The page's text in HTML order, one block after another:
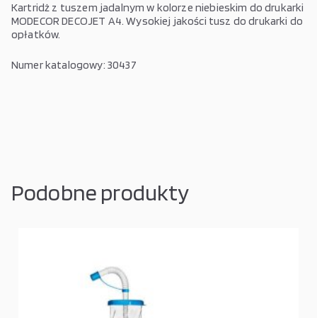
Kartridż z tuszem jadalnym w kolorze niebieskim do drukarki
MODECOR DECOJET A4. Wysokiej jakości tusz do drukarki do
opłatków.
Numer katalogowy: 30437
Podobne produkty